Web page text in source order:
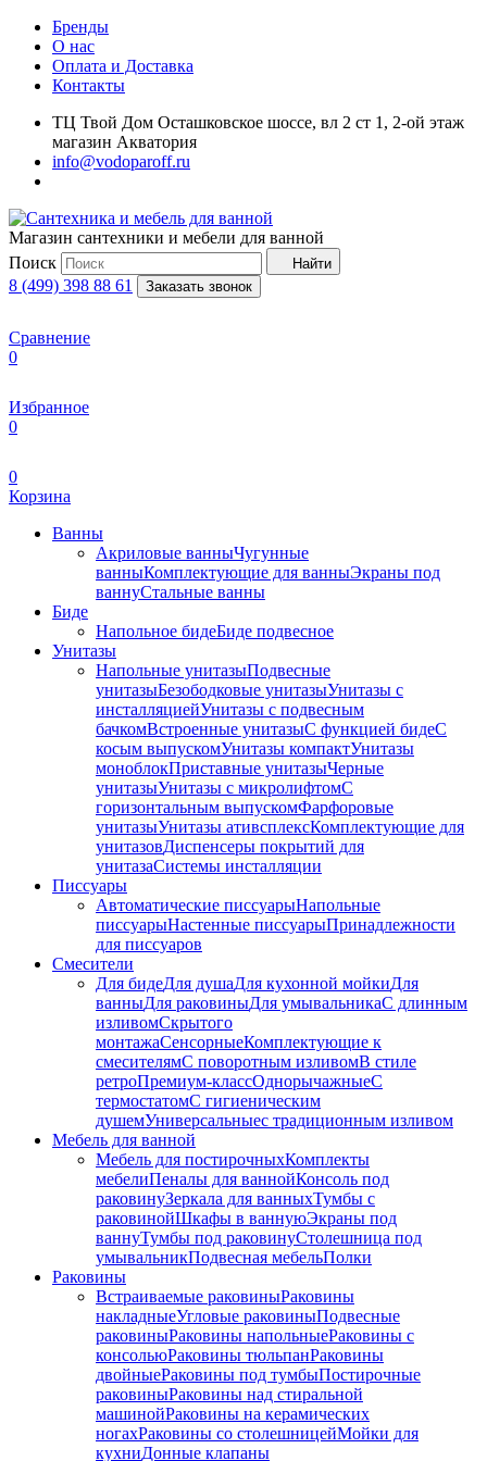
Бренды
О нас
Оплата и Доставка
Контакты
ТЦ Твой Дом Осташковское шоссе, вл 2 ст 1, 2-ой этаж
магазин Акватория
info@vodoparoff.ru
Магазин сантехники и мебели для ванной
Поиск
Найти
8 (499) 398 88 61 Заказать звонок
Сравнение
0
Избранное
0
0
Корзина
Ванны
Акриловые ванныЧугунные
ванныКомплектующие для ванныЭкраны под
ваннуСтальные ванны
Биде
Напольное бидеБиде пoдвеснoе
Унитазы
Напольные унитазыПодвесные
унитазыБезободковые унитазыУнитазы с
инсталляциейУнитазы с подвесным
бачкомВстроенные унитазыС функцией бидеС
косым выпускомУнитазы компактУнитазы
моноблокПриставные унитазыЧерные
унитазыУнитазы с микролифтомC
горизонтальным выпускомФарфоровые
унитазыУнитазы ативсплексКомплектующие для
унитазовДиспенсеры покрытий для
унитазаСистемы инсталляции
Писсуары
Автоматические писсуарыНапольные
писсуарыНастенные писсуарыПринадлежности
для писсуаров
Смесители
Для бидеДля душаДля кухонной мойкиДля
ванныДля раковиныДля умывальникаС длинным
изливомСкрытого
монтажаСенсорныеКомплектующие к
смесителямС поворотным изливомВ стиле
ретроПремиум-классОднорычажныеС
термостатомС гигиеническим
душемУниверсальныес традиционным изливом
Мебель для ванной
Мебель для постирочныхКомплекты
мебелиПеналы для ваннойКонсоль под
раковинуЗеркала для ванныхТумбы с
раковинойШкафы в ваннуюЭкраны под
ваннуТумбы под раковинуСтолешница под
умывальникПодвесная мебельПолки
Раковины
Встраиваемые раковиныРаковины
накладныеУгловые раковиныПодвесные
раковиныРаковины напольныеРаковины с
консольюРаковины тюльпанРаковины
двойныеРаковины под тумбыПостирочные
раковиныРаковины над стиральной
машинойРаковины на керамических
ногахРаковины со столешницейМойки для
кухниДонные клапаны